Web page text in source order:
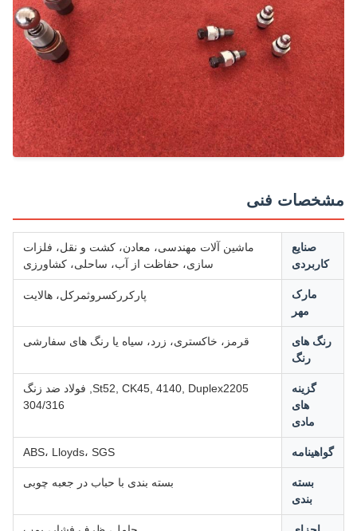
فنی
کاربردی
ماشین آلات مهندسی، معادن، کشت و نقل، فلزات
سازی، حفاظت از آب، ساحلی، کشاورزی
رکسروثمرکل، هالایت
رنگ های
قرمز، خاکستری، زرد، سیاه یا رنگ های سفارشی
St52, CK45, 4140, Duplex2205, فولاد ضد زنگ
304/316
ABS، Lloyds، SGS
بسته بندی با حباب در جعبه چوبی